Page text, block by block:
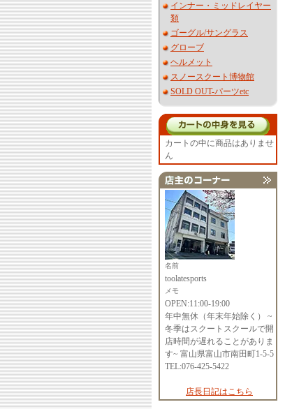
インナー・ミッドレイヤー
類
ゴーグル/サングラス
グローブ
ヘルメット
スノースクート博物館
SOLD OUT-パーツetc
カートの中に商品はありませ
ん
名前
toolatesports
メモ
OPEN:11:00-19:00
年中無休（年末年始除く） ~
冬季はスクートスクールで開
店時間が遅れることがありま
す~ 富山県富山市南田町1-5-5
TEL:076-425-5422
店長日記はこちら